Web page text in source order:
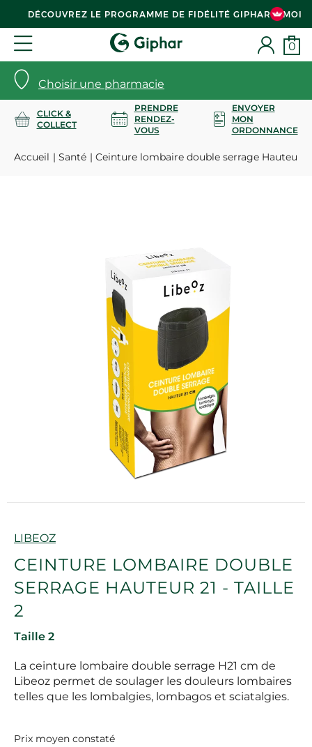
DÉCOUVREZ LE PROGRAMME DE FIDÉLITÉ GIPHAR & MOI
Choisir une pharmacie
0
CLICK &
COLLECT
PRENDRE
RENDEZ-
VOUS
ENVOYER
MON
ORDONNANCE
Accueil Santé Ceinture lombaire double serrage Hauteur
Marque
LIBEOZ
CEINTURE LOMBAIRE DOUBLE
SERRAGE HAUTEUR 21 - TAILLE
2
Taille 2
La ceinture lombaire double serrage H21 cm de
Libeoz permet de soulager les douleurs lombaires
telles que les lombalgies, lombagos et sciatalgies.
Prix moyen constaté